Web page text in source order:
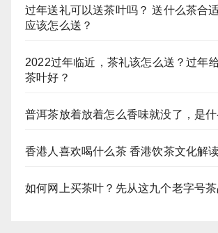
过年送礼可以送茶叶吗？ 送什么茶合
应该怎么送？
2022过年临近，茶礼该怎么送？过年
茶叶好？
普洱茶放着放着怎么香味就没了，是什
香港人喜欢喝什么茶 香港饮茶文化解
如何网上买茶叶？先从这九个老字号茶